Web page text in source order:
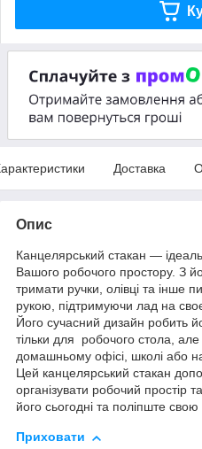
Доставка
Опис
Канцелярський стакан —
Вашого робочого простору. З
тримати ручки, олівці та інше
рукою, підтримуючи лад на
Його сучасний дизайн робить
тільки для робочого стола,
домашньому офісі, школі або
Цей канцелярський стакан
організувати робочий простір
його сьогодні та поліпште свою
Приховати